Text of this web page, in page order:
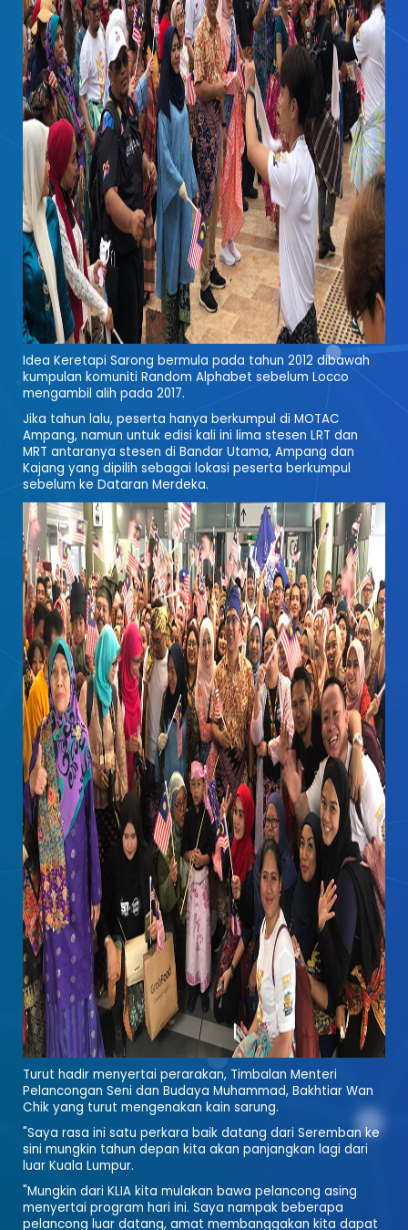
Idea Keretapi Sarong bermula pada tahun 2012 dibawah
kumpulan komuniti Random Alphabet sebelum Locco
mengambil alih pada 2017.
Jika tahun lalu, peserta hanya berkumpul di MOTAC
Ampang, namun untuk edisi kali ini lima stesen LRT dan
MRT antaranya stesen di Bandar Utama, Ampang dan
Kajang yang dipilih sebagai lokasi peserta berkumpul
sebelum ke Dataran Merdeka.
Turut hadir menyertai perarakan, Timbalan Menteri
Pelancongan Seni dan Budaya Muhammad, Bakhtiar Wan
Chik yang turut mengenakan kain sarung.
"Saya rasa ini satu perkara baik datang dari Seremban ke
sini mungkin tahun depan kita akan panjangkan lagi dari
luar Kuala Lumpur.
"Mungkin dari KLIA kita mulakan bawa pelancong asing
menyertai program hari ini. Saya nampak beberapa
pelancong luar datang, amat membanggakan kita dapat